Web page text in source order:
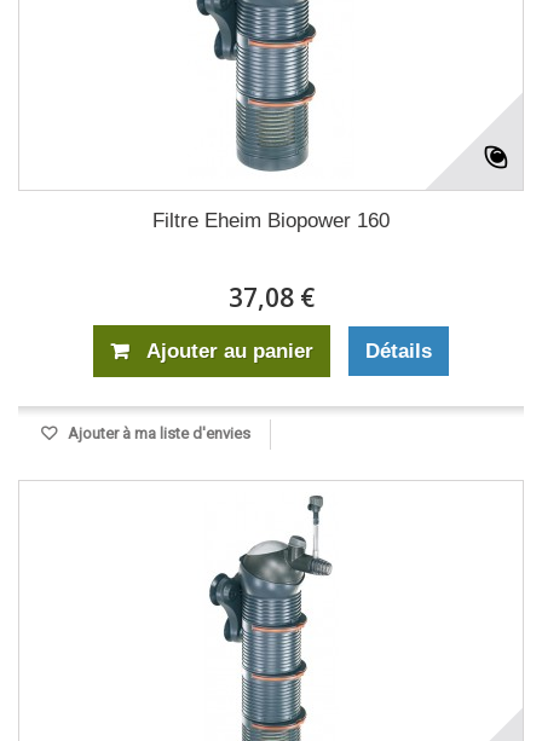
Filtre Eheim Biopower 160
37,08 €
Ajouter au panier Détails
Ajouter à ma liste d'envies